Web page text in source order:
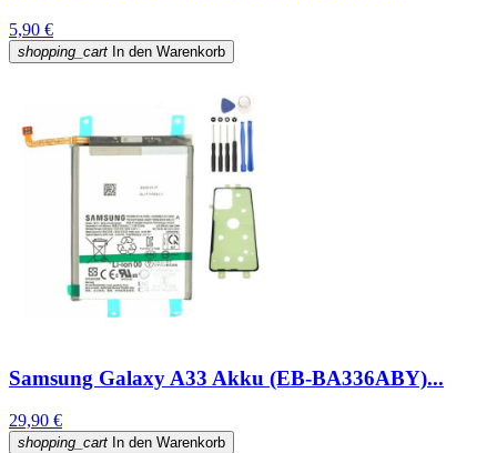
5,90 €
shopping_cart In den Warenkorb
Samsung Galaxy A33 Akku (EB-BA336ABY)...
29,90 €
shopping_cart In den Warenkorb